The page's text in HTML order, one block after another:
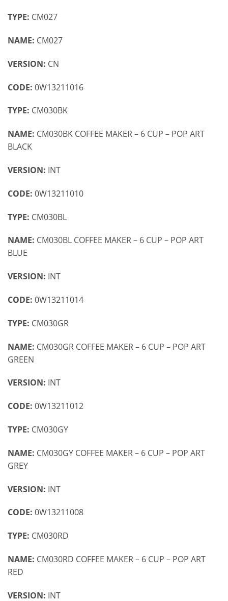
TYPE: CM027
NAME: CM027
VERSION: CN
CODE: 0W13211016
TYPE: CM030BK
NAME: CM030BK COFFEE MAKER – 6 CUP – POP ART
BLACK
VERSION: INT
CODE: 0W13211010
TYPE: CM030BL
NAME: CM030BL COFFEE MAKER – 6 CUP – POP ART
BLUE
VERSION: INT
CODE: 0W13211014
TYPE: CM030GR
NAME: CM030GR COFFEE MAKER – 6 CUP – POP ART
GREEN
VERSION: INT
CODE: 0W13211012
TYPE: CM030GY
NAME: CM030GY COFFEE MAKER – 6 CUP – POP ART
GREY
VERSION: INT
CODE: 0W13211008
TYPE: CM030RD
NAME: CM030RD COFFEE MAKER – 6 CUP – POP ART
RED
VERSION: INT